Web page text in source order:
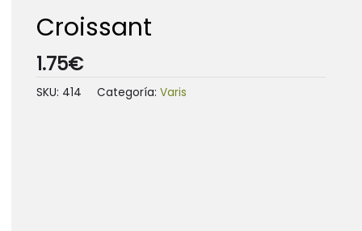
Croissant
1.75€
SKU: 414 Categoría: Varis